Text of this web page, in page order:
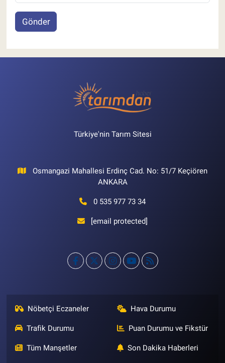
Gönder
Türkiye'nin Tarım Sitesi
Osmangazi Mahallesi Erdinç Cad. No: 51/7 Keçiören
ANKARA
0 535 977 73 34
[email protected]
Nöbetçi Eczaneler Hava Durumu
Trafik Durumu Puan Durumu ve Fikstür
Tüm Manşetler Son Dakika Haberleri